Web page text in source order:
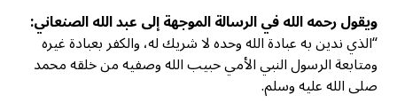
ويقول رحمه الله في الرسالة الموجهة إلى عبد الله الصنعاني:
“الذي ندين به عبادة الله وحده لا شريك له، والكفر بعبادة غيره
ومتابعة الرسول النبي الأمي حبيب الله وصفيه من خلقه محمد
صلى الله عليه وسلم.